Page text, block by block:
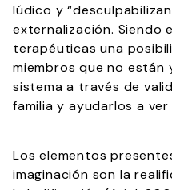
lúdico y
externalización. Siendo
terapéuticas una
miembros que no están
sistema a través de
familia y ayudarlos a
Los elementos
imaginación son la